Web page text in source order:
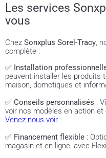
Les services
vous
Chez Sonxplus Sorel-Tracy,
complète :
✅ Installation
peuvent installer les produits télévisuels, audio/vidéo, cinéma
maison, domotiques et
✅ Conseils personnalisés :
voir nos modèles en action
Venez nous voir.
✅ Financement flexible :
magasin et en ligne, avec